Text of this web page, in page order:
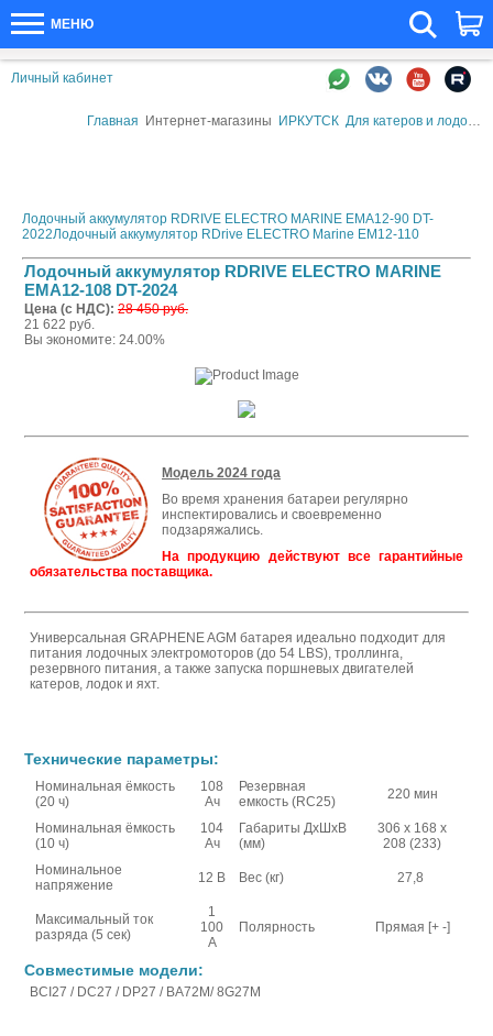
МЕНЮ
Личный кабинет
Главная Интернет-магазины ИРКУТСК Для катеров и лодок
Лодочный аккумулятор RDRIVE ELECTRO MARINE EMA12-90 DT-
2022Лодочный аккумулятор RDrive ELECTRO Marine EM12-110
Лодочный аккумулятор RDRIVE ELECTRO MARINE
EMA12-108 DT-2024
Цена (с НДС): 28 450 руб.
21 622 руб.
Вы экономите: 24.00%
Модель 2024 года
Во время хранения батареи регулярно
инспектировались и своевременно
подзаряжались.
На продукцию действуют все гарантийные
обязательства поставщика.
Универсальная GRAPHENE AGM батарея идеально подходит для
питания лодочных электромоторов (до 54 LBS), троллинга,
резервного питания, а также запуска поршневых двигателей
катеров, лодок и яхт.
Технические параметры:
Номинальная ёмкость
(20 ч)
108
Ач
Резервная
емкость (RC25)
220 мин
Номинальная ёмкость
(10 ч)
104
Ач
Габариты ДхШхВ
(мм)
306 x 168 x
208 (233)
Номинальное
напряжение
12 В Вес (кг) 27,8
Максимальный ток
разряда (5 сек)
1
100
А
Полярность Прямая [+ -]
Совместимые модели:
BCI27 / DC27 / DP27 / BA72M/ 8G27M